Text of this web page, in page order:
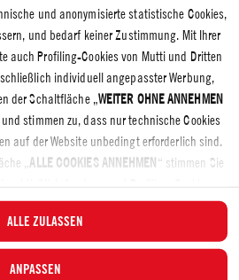
und anonymisierte statistische Cookies,
und bedarf keiner Zustimmung. Mit Ihrer
auch Profiling-Cookies von Mutti und Dritten
individuell angepasster Werbung,
der Schaltfläche „ WEITER OHNE ANNEHMEN
stimmen zu, dass nur technische Cookies
auf der Website unbedingt erforderlich sind.
„ ALLE COOKIES ANNEHMEN“ stimmen Sie
„ALLE COOKIES ABLEHNEN“ werden nur
statistische Cookies angenommen.In
Kategorien der Cookies, die Sie annehmen
Anklicken der Schaltfläche „
ALLE ZULASSEN
ANPASSEN
aus
AUSGEWÄHLTE ZUTATEN
Wir verwenden ausgewählte
und hochwertige regionale
Zutaten. Diese verleihen jeder